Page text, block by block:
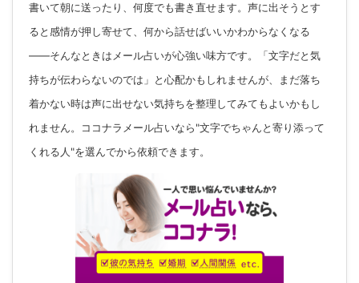
書いて朝に送ったり、何度でも書き直せます。声に出そうとす
ると感情が押し寄せて、何から話せばいいかわからなくなる
——そんなときはメール占いが心強い味方です。「文字だと気
持ちが伝わらないのでは」と心配かもしれませんが、まだ落ち
着かない時は声に出せない気持ちを整理してみてもよいかもし
れません。ココナラメール占いなら"文字でちゃんと寄り添って
くれる人"を選んでから依頼できます。